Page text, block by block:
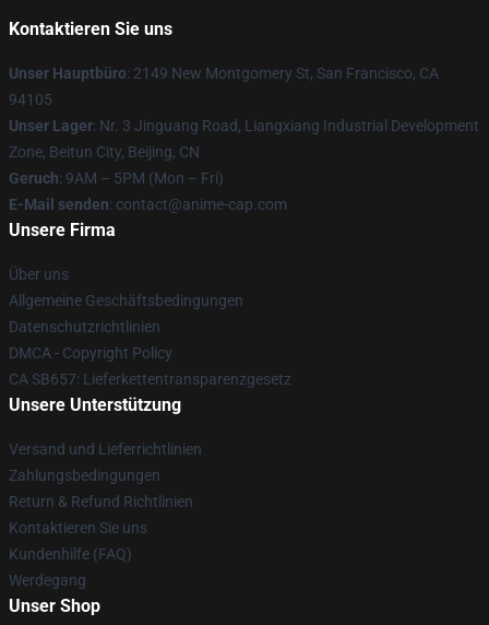
Kontaktieren Sie uns
Unser Hauptbüro: 2149 New Montgomery St, San Francisco, CA
94105
Unser Lager: Nr. 3 Jinguang Road, Liangxiang Industrial Development
Zone, Beitun City, Beijing, CN
Geruch: 9AM – 5PM (Mon – Fri)
E-Mail senden: contact@anime-cap.com
Unsere Firma
Über uns
Allgemeine Geschäftsbedingungen
Datenschutzrichtlinien
DMCA - Copyright Policy
CA SB657: Lieferkettentransparenzgesetz
Unsere Unterstützung
Versand und Lieferrichtlinien
Zahlungsbedingungen
Return & Refund Richtlinien
Kontaktieren Sie uns
Kundenhilfe (FAQ)
Werdegang
Unser Shop